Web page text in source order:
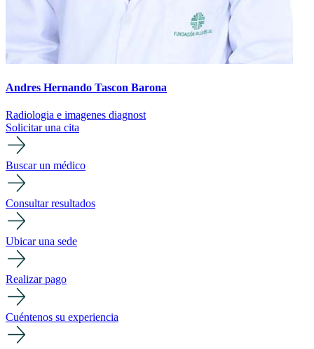
Andres Hernando Tascon Barona
Radiologia e imagenes diagnost
Solicitar una cita
Buscar un médico
Consultar resultados
Ubicar una sede
Realizar pago
Cuéntenos su experiencia